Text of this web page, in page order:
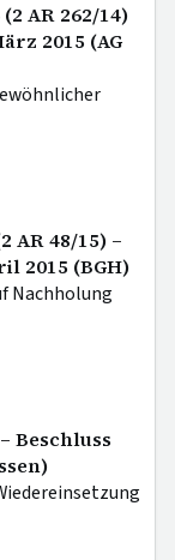
(2 AR 262/14)
2015 (AG
AR 48/15) –
2015 (BGH)
Nachholung
Beschluss